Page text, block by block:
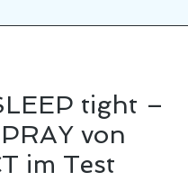
tight –
von
im Test